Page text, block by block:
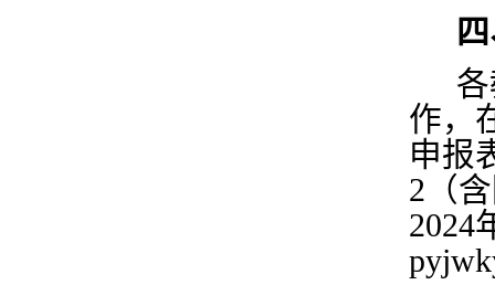
作，
申报
2 （
2024